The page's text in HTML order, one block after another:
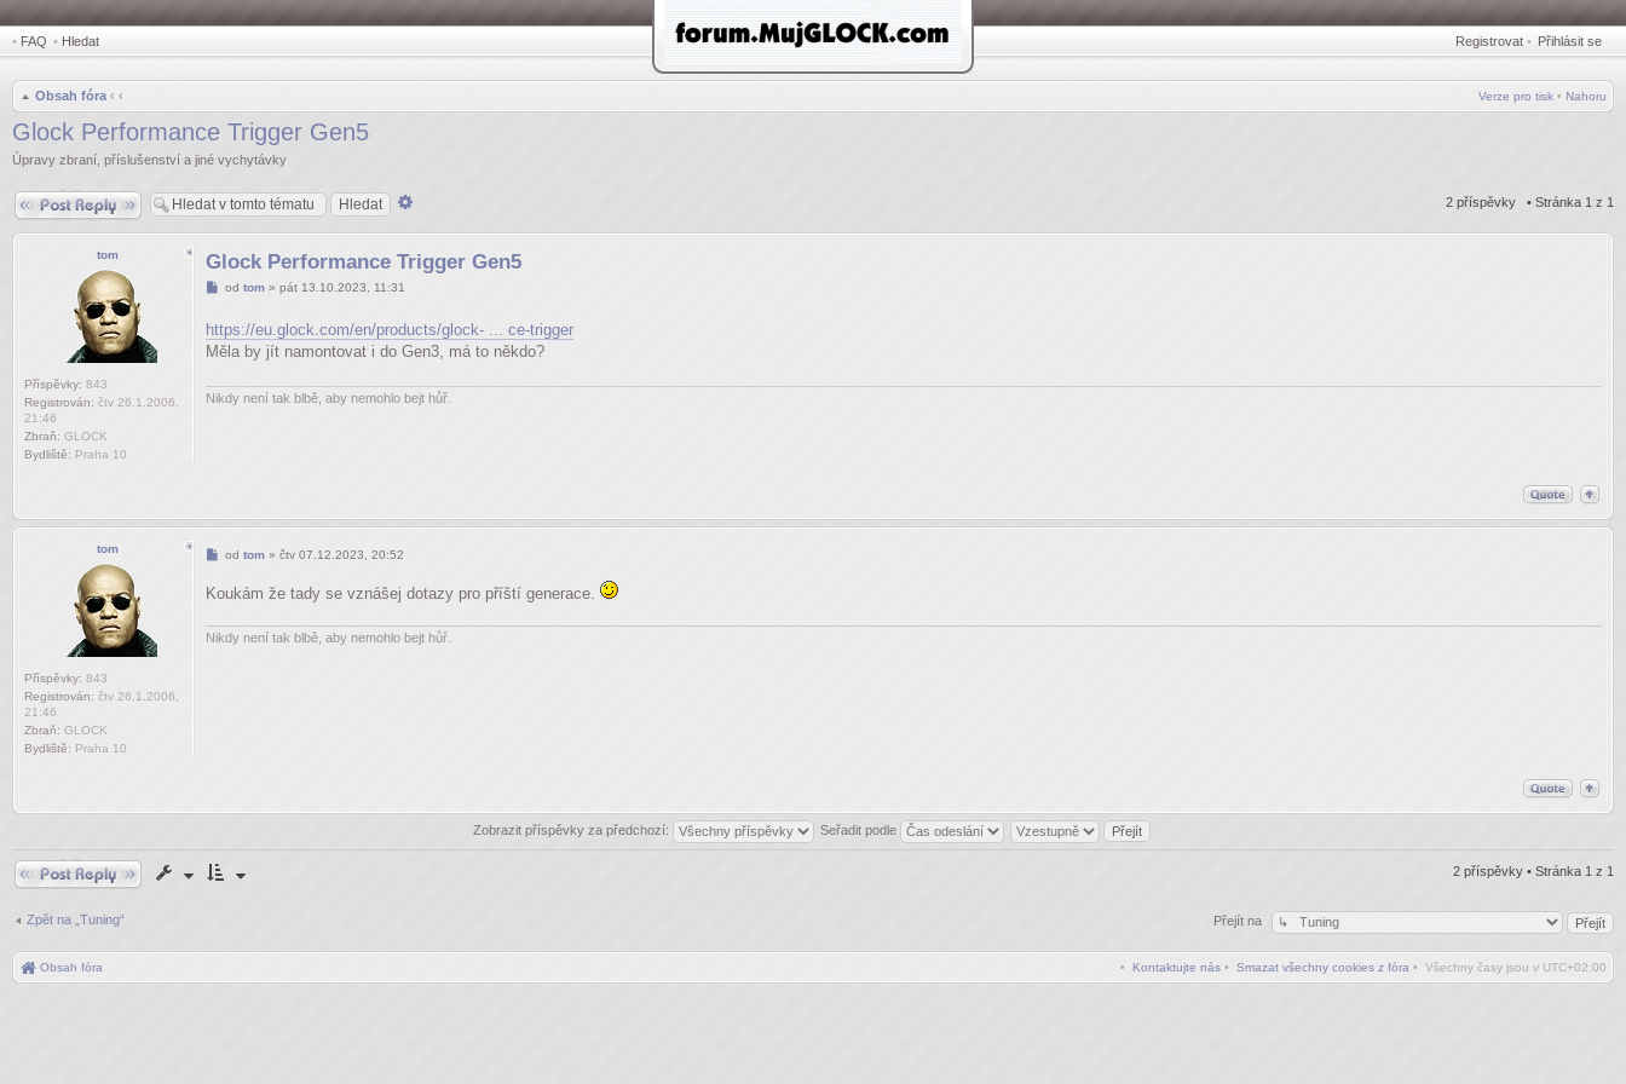
• FAQ • Hledat Registrovat • Přihlásit se
Obsah fóra ‹ ‹ Nahoru
Verze pro tisk •
Glock Performance Trigger Gen5
Úpravy zbraní, příslušenství a jiné vychytávky
Odpovědět 2 příspěvky • Stránka 1 z 1
tom
Příspěvky: 843
Registrován: čtv 26.1.2006,
21:46
Zbraň: GLOCK
Bydliště: Praha 10
Glock Performance Trigger Gen5
Příspěvek
od tom» pát 13.10.2023, 11:31
https://eu.glock.com/en/products/glock- ... ce-trigger
Měla by jít namontovat i do Gen3, má to někdo?
Nikdy není tak blbě, aby nemohlo bejt hůř.
tom
Příspěvky: 843
Registrován: čtv 26.1.2006,
21:46
Zbraň: GLOCK
Bydliště: Praha 10
Příspěvek
od tom» čtv 07.12.2023, 20:52
Koukám že tady se vznášej dotazy pro příští generace.
Nikdy není tak blbě, aby nemohlo bejt hůř.
Zobrazit příspěvky za předchozí: Seřadit podle
Odpovědět 2 příspěvky • Stránka 1 z 1
Zpět na „Tuning“ Přejít na
Obsah fóra • Všechny časy jsou v UTC+02:00
• Smazat všechny cookies z fóra
• Kontaktujte nás